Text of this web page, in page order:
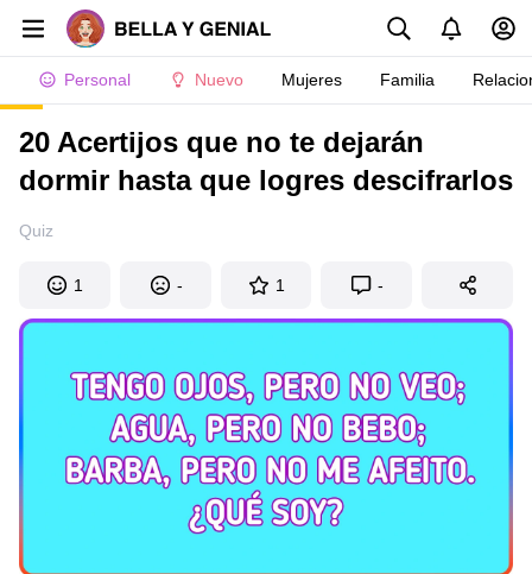
Personal Nuevo Mujeres Familia
20 Acertijos que no te dejarán
dormir hasta que logres descifrarlos
Quiz
1 - 1 -